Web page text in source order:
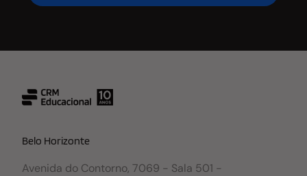
Belo Horizonte
Avenida do Contorno, 7069 - Sala 501 -